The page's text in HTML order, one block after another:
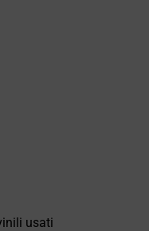
usati